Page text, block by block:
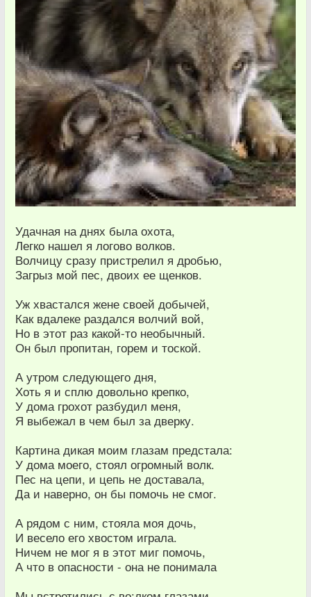
Удачная на днях была охота,
Легко нашел я логово волков.
Волчицу сразу пристрелил я дробью,
Загрыз мой пес, двоих ее щенков.
Уж хвастался жене своей добычей,
Как вдалеке раздался волчий вой,
Но в этот раз какой-то необычный.
Он был пропитан, горем и тоской.
А утром следующего дня,
Хоть я и сплю довольно крепко,
У дома грохот разбудил меня,
Я выбежал в чем был за дверку.
Картина дикая моим глазам предстала:
У дома моего, стоял огромный волк.
Пес на цепи, и цепь не доставала,
Да и наверно, он бы помочь не смог.
А рядом с ним, стояла моя дочь,
И весело его хвостом играла.
Ничем не мог я в этот миг помочь,
А что в опасности - она не понимала